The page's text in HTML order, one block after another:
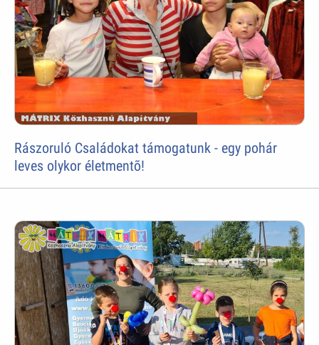
Rászoruló Családokat támogatunk - egy pohár
leves olykor életmentõ!